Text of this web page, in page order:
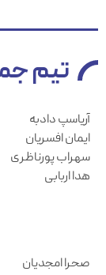
تیم
آریاسپ دادبه
ایمان افسریان
سهراب پورناظری
هدا اربابی
صحرا امجدیان